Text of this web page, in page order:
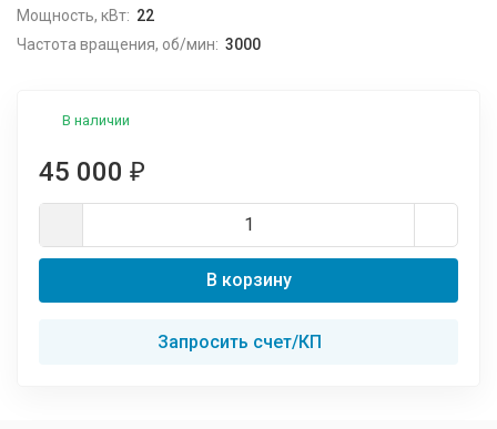
Мощность, кВт: 22
Частота вращения, об/мин: 3000
В наличии
45 000 ₽
В корзину
Запросить счет/КП